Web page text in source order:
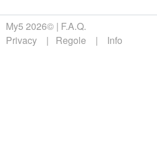
My5 2026© F.A.Q.
Privacy
Regole Info